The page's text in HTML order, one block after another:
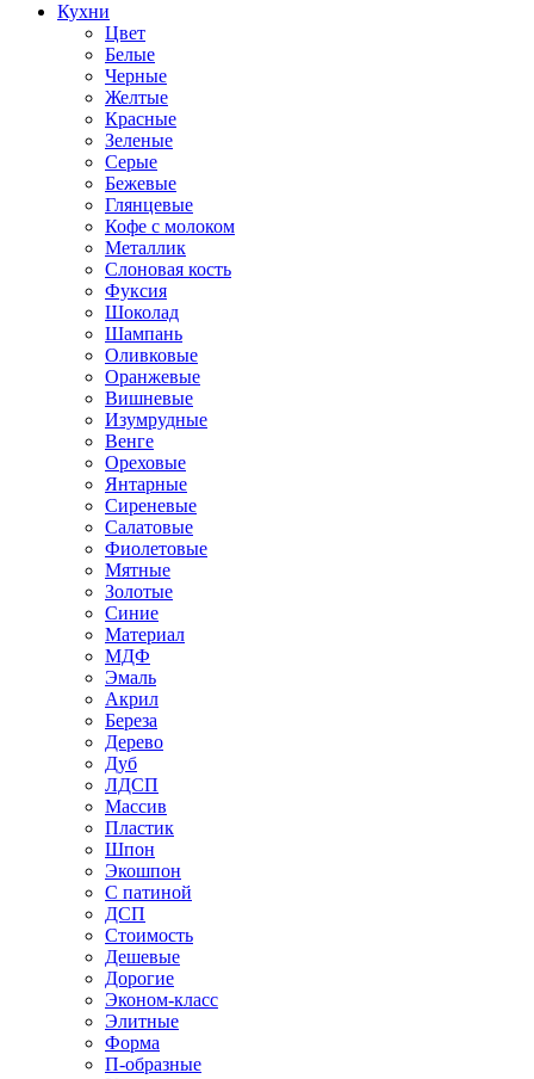
Кухни
Цвет
Белые
Черные
Желтые
Красные
Зеленые
Серые
Бежевые
Глянцевые
Кофе с молоком
Металлик
Слоновая кость
Фуксия
Шоколад
Шампань
Оливковые
Оранжевые
Вишневые
Изумрудные
Венге
Ореховые
Янтарные
Сиреневые
Салатовые
Фиолетовые
Мятные
Золотые
Синие
Материал
МДФ
Эмаль
Акрил
Береза
Дерево
Дуб
ЛДСП
Массив
Пластик
Шпон
Экошпон
С патиной
ДСП
Стоимость
Дешевые
Дорогие
Эконом-класс
Элитные
Форма
П-образные